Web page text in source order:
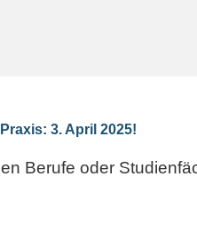
3. April 2025!
Berufe oder